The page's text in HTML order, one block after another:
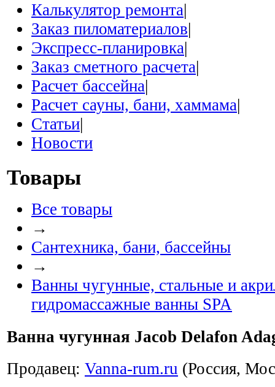
Калькулятор ремонта|
Заказ пиломатериалов|
Экспресс-планировка|
Заказ сметного расчета|
Расчет бассейна|
Расчет сауны, бани, хаммама|
Статьи|
Новости
Товары
Все товары
→
Сантехника, бани, бассейны
→
Ванны чугунные, стальные и
гидромассажные ванны SPA
Ванна чугунная Jacob Delafon
Продавец: Vanna-rum.ru (Россия,